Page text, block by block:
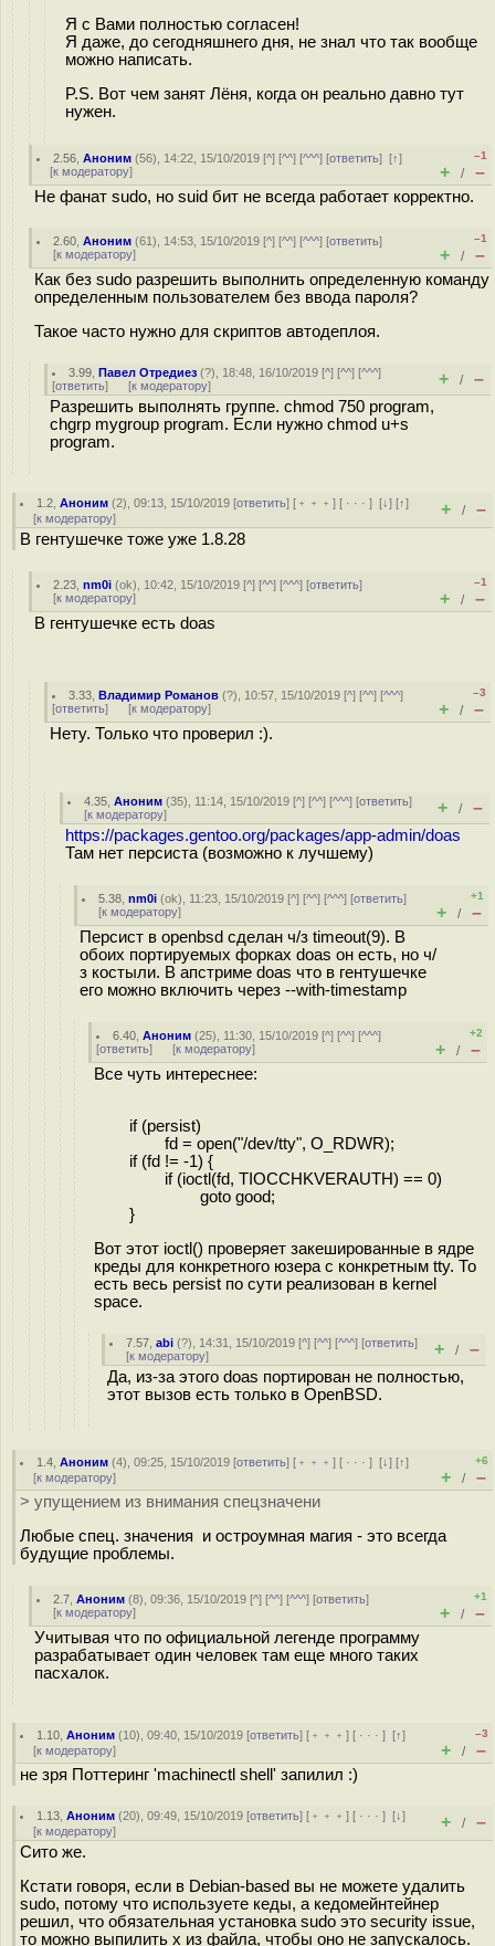
Я с Вами полностью согласен!
Я даже, до сегодняшнего дня, не знал что так вообще
можно написать.
P.S. Вот чем занят Лёня, когда он реально давно тут
нужен.
2.56 ,Аноним (56), 14:22, 15/10/2019 [^] [^^] [^^^] [ответить][↑]
[к модератору]
–1
+ / –
Не фанат sudo, но suid бит не всегда работает корректно.
2.60 ,Аноним (61), 14:53, 15/10/2019 [^] [^^] [^^^] [ответить]
[к модератору]
–1
+ / –
Как без sudo разрешить выполнить определенную команду
определенным пользователем без ввода пароля?
Такое часто нужно для скриптов автодеплоя.
3.99 ,Павел Отредиез (?), 18:48, 16/10/2019 [^] [^^] [^^^]
[ответить] [к модератору] + / –
Разрешить выполнять группе. chmod 750 program,
chgrp mygroup program. Если нужно chmod u+s
program.
1.2 ,Аноним (2), 09:13, 15/10/2019 [ответить] [ ﹢﹢﹢] [ · · ·][↓] [↑]
[к модератору] + / –
В гентушечке тоже уже 1.8.28
2.23 ,nm0i (ok), 10:42, 15/10/2019 [^] [^^] [^^^] [ответить]
[к модератору]
–1
+ / –
В гентушечке есть doas
3.33 ,Владимир Романов (?), 10:57, 15/10/2019 [^] [^^] [^^^]
[ответить] [к модератору]
–3
+ / –
Нету. Только что проверил :).
4.35 ,Аноним (35), 11:14, 15/10/2019 [^] [^^] [^^^] [ответить]
[к модератору] + / –
https://packages.gentoo.org/packages/app-admin/doas
Там нет персиста (возможно к лучшему)
5.38 ,nm0i (ok), 11:23, 15/10/2019 [^] [^^] [^^^] [ответить]
[к модератору]
+1
+ / –
Персист в openbsd сделан ч/з timeout(9). В
обоих портируемых форках doas он есть, но ч/
з костыли. В апстриме doas что в гентушечке
его можно включить через --with-timestamp
6.40 ,Аноним (25), 11:30, 15/10/2019 [^] [^^] [^^^]
[ответить] [к модератору]
+2
+ / –
Все чуть интереснее:
if (persist)
fd = open("/dev/tty", O_RDWR);
if (fd != -1) {
if (ioctl(fd, TIOCCHKVERAUTH) == 0)
goto good;
}
Вот этот ioctl() проверяет закешированные в ядре
креды для конкретного юзера с конкретным tty. То
есть весь persist по сути реализован в kernel
space.
7.57 ,abi (?), 14:31, 15/10/2019 [^] [^^] [^^^] [ответить]
[к модератору] + / –
Да, из-за этого doas портирован не полностью,
этот вызов есть только в OpenBSD.
1.4 ,Аноним (4), 09:25, 15/10/2019 [ответить] [ ﹢﹢﹢] [ · · ·][↓] [↑]
[к модератору]
+6
+ / –
> упущением из внимания спецзначени
Любые спец. значения и остроумная магия - это всегда
будущие проблемы.
2.7 ,Аноним (8), 09:36, 15/10/2019 [^] [^^] [^^^] [ответить]
[к модератору]
+1
+ / –
Учитывая что по официальной легенде программу
разрабатывает один человек там еще много таких
пасхалок.
1.10 ,Аноним (10), 09:40, 15/10/2019 [ответить] [ ﹢﹢﹢] [ · · ·][↑]
[к модератору]
–3
+ / –
не зря Поттеринг 'machinectl shell' запилил :)
1.13 ,Аноним (20), 09:49, 15/10/2019 [ответить] [ ﹢﹢﹢] [ · · ·][↓]
[к модератору] + / –
Сито же.
Кстати говоря, если в Debian-based вы не можете удалить
sudo, потому что используете кеды, а кедомейнтейнер
решил, что обязательная установка sudo это security issue,
то можно выпилить x из файла, чтобы оно не запускалось.